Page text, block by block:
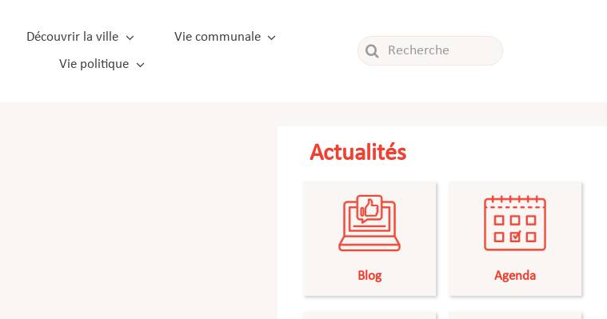
Découvrir la ville
Vie communale
Vie politique
Rechercher:
Actualités
Blog Agenda